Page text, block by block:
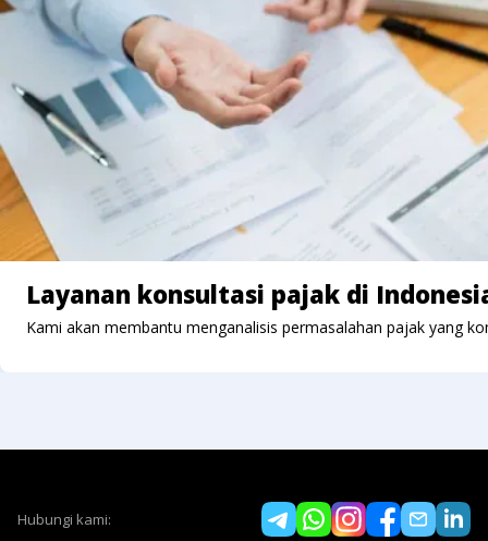
Layanan konsultasi pajak di
Kami akan membantu menganalisis permasalahan pajak yang
Hubungi kami: